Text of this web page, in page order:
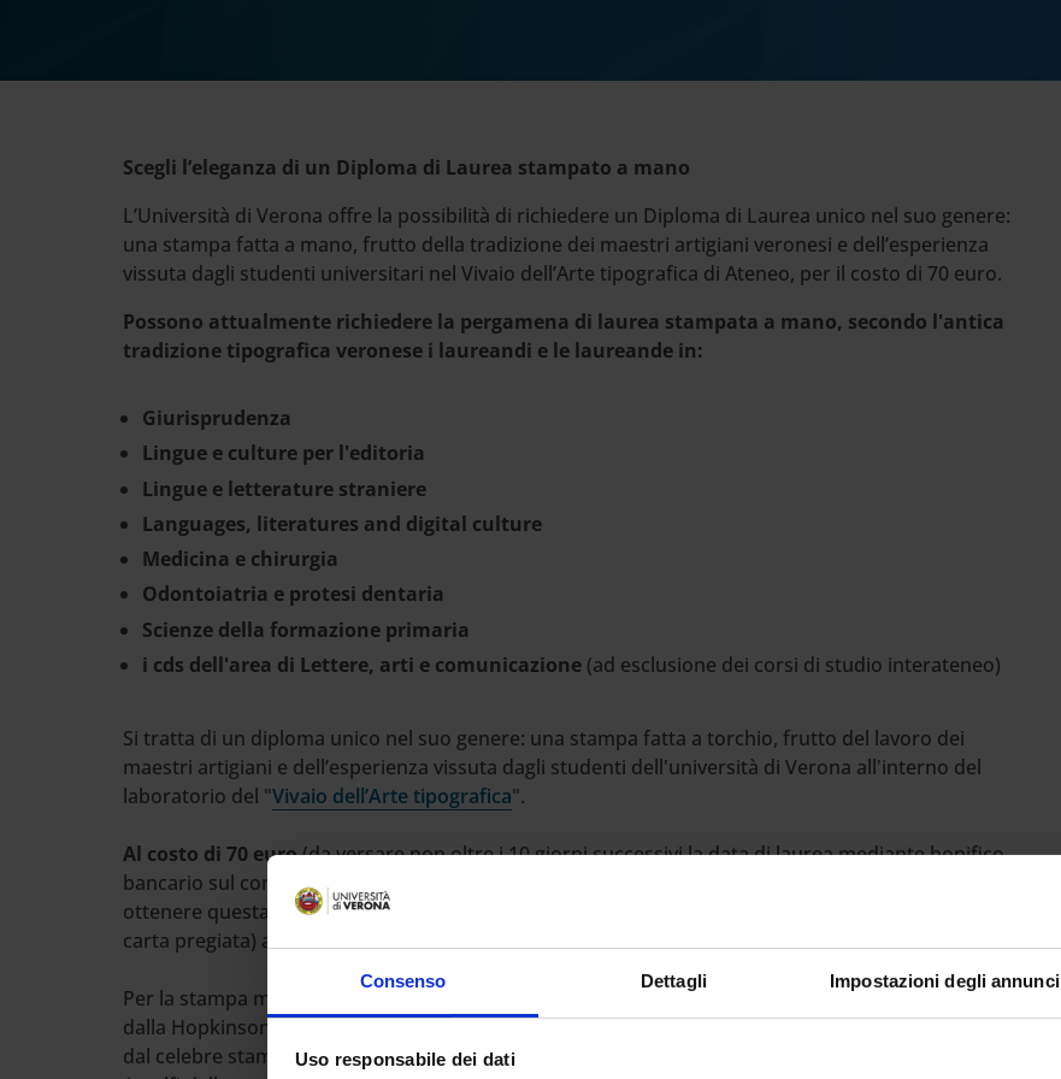
Consenso Dettagli Impostazioni degli annunci
Uso responsabile dei dati
sito
Scegli l’eleganza di un Diploma di Laurea stampato a mano
L’Università di Verona offre la possibilità di richiedere un Diploma di Laurea unico nel suo genere:
una stampa fatta a mano, frutto della tradizione dei maestri artigiani veronesi e dell’esperienza
vissuta dagli studenti universitari nel Vivaio dell’Arte tipografica di Ateneo, per il costo di 70 euro.
Possono attualmente richiedere la pergamena di laurea stampata a mano, secondo l'antica
tradizione tipografica veronese i laureandi e le laureande in:
Giurisprudenza
Lingue e culture per l'editoria
Lingue e letterature straniere
Languages, literatures and digital culture
Medicina e chirurgia
Odontoiatria e protesi dentaria
Scienze della formazione primaria
i cds dell'area di Lettere, arti e comunicazione (ad esclusione dei corsi di studio interateneo)
Si tratta di un diploma unico nel suo genere: una stampa fatta a torchio, frutto del lavoro dei
maestri artigiani e dell’esperienza vissuta dagli studenti dell'università di Verona all'interno del
laboratorio del "Vivaio dell’Arte tipografica".
Al costo di 70 euro(da versare non oltre i 10 giorni successivi la data di laurea mediante bonifico
bancario sul conto corrente della
ottenere questa speciale pergamena (composizione tipografica a mano e stampa a torchio su
carta pregiata) anziché la versione standard (stampa digitale su carta).
Per la stampa manuale saranno utilizzati il torchio tipografico Albion, fuso
dalla Hopkinson&Cope di Londra intorno al 1844, il carattere tipografico Dante, disegnato nel 1957
dal celebre stampatore Giovanni Mardersteig in onore di Verona, e la carta fabbricata a mano ad